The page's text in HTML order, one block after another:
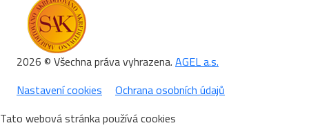
2026 © Všechna práva vyhrazena. AGEL a.s.
Nastavení cookies
Ochrana osobních údajů
Tato webová stránka používá cookies